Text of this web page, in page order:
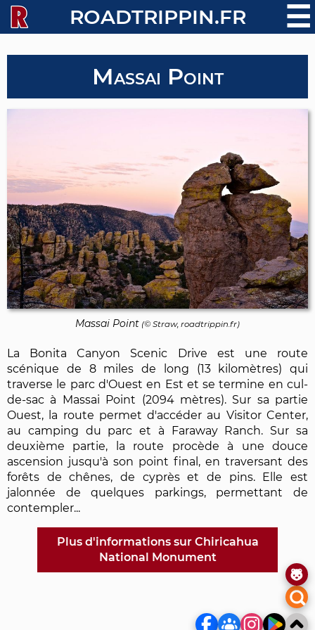
ROADTRIPPIN.FR ☰
Massai Point
Massai Point (© Straw, roadtrippin.fr)
La Bonita Canyon Scenic Drive est une route
scénique de 8 miles de long (13 kilomètres) qui
traverse le parc d'Ouest en Est et se termine en cul-
de-sac à Massai Point (2094 mètres). Sur sa partie
Ouest, la route permet d'accéder au Visitor Center,
au camping du parc et à Faraway Ranch. Sur sa
deuxième partie, la route procède à une douce
ascension jusqu'à son point final, en traversant des
forêts de chênes, de cyprès et de pins. Elle est
jalonnée de quelques parkings, permettant de
contempler...
Plus d'informations sur Chiricahua
National Monument